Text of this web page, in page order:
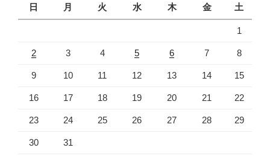
日
月 火 水 木 金 土
1
2 3 4 5 6 7 8
9 10 11 12 13 14 15
16 17 18 19 20 21 22
23 24 25 26 27 28 29
30 31